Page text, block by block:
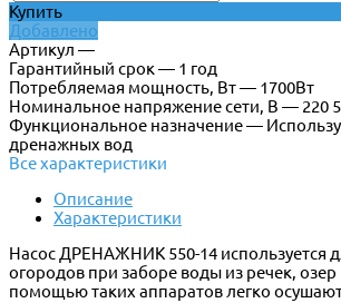
Купить
Добавлено
Артикул —
Гарантийный срок — 1 год
Потребляемая мощность, Вт — 1700Вт
Номинальное напряжение сети, В — 220
Функциональное назначение —
дренажных вод
Все характеристики
Описание
Характеристики
Насос ДРЕНАЖНИК 550-14 используется
огородов при заборе воды из речек,
помощью таких аппаратов легко